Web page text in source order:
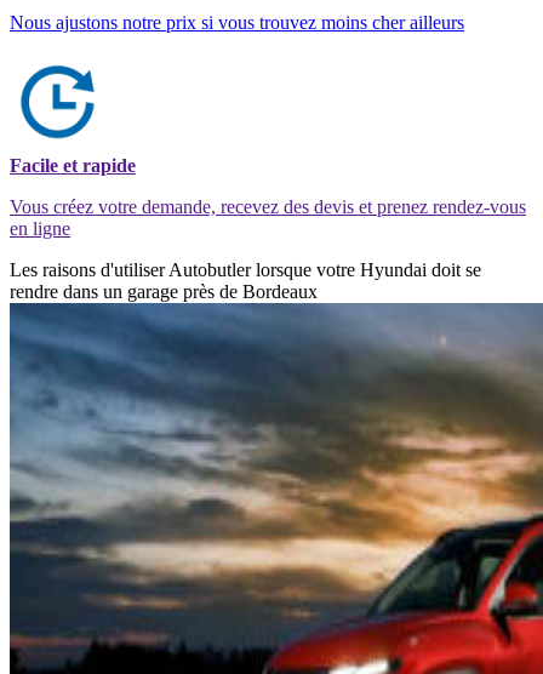
Nous ajustons notre prix si vous trouvez moins cher ailleurs
Facile et rapide
Vous créez votre demande, recevez des devis et prenez rendez-vous
en ligne
Les raisons d'utiliser Autobutler lorsque votre Hyundai doit se
rendre dans un garage près de Bordeaux